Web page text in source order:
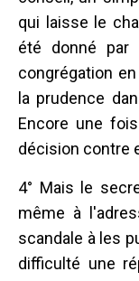
qui laisse le
été donné par
congrégation
la prudence
Encore une
décision contre
4° Mais le
même à
scandale à les
difficulté une